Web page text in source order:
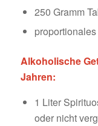
250 Gramm
Alkoholische
Jahren:
1 Liter
oder nicht